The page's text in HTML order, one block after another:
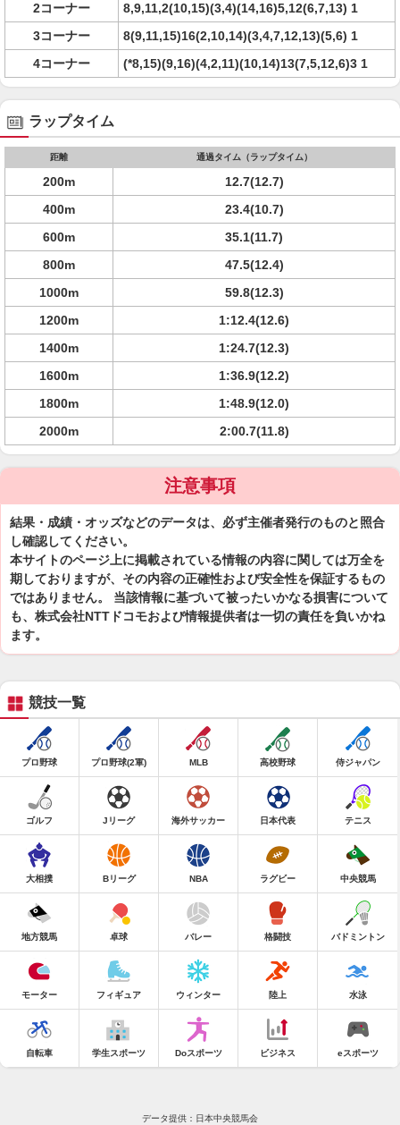
2コーナー
8,9,11,2(10,15)(3,4)(14,16)5,12(6,7,13) 1
3コーナー
8(9,11,15)16(2,10,14)(3,4,7,12,13)(5,6) 1
4コーナー
(*8,15)(9,16)(4,2,11)(10,14)13(7,5,12,6)3 1
ラップタイム
距離 通過タイム（ラップタイム）
200m
12.7(12.7)
400m
23.4(10.7)
600m
35.1(11.7)
800m
47.5(12.4)
1000m
59.8(12.3)
1200m
1:12.4(12.6)
1400m
1:24.7(12.3)
1600m
1:36.9(12.2)
1800m
1:48.9(12.0)
2000m
2:00.7(11.8)
注意事項
結果・成績・オッズなどのデータは、必ず主催者発行のものと照合
し確認してください。
本サイトのページ上に掲載されている情報の内容に関しては万全を
期しておりますが、その内容の正確性および安全性を保証するもの
ではありません。 当該情報に基づいて被ったいかなる損害について
も、株式会社NTTドコモおよび情報提供者は一切の責任を負いかね
ます。
競技一覧
プロ野球 プロ野球(2軍) MLB 高校野球 侍ジャパン
ゴルフ Jリーグ 海外サッカー 日本代表 テニス
大相撲 Bリーグ NBA ラグビー 中央競馬
地方競馬 卓球 バレー 格闘技 バドミントン
モーター フィギュア ウィンター 陸上 水泳
自転車 学生スポーツ Doスポーツ ビジネス eスポーツ
データ提供：日本中央競馬会